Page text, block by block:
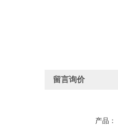
留言询价
产品：